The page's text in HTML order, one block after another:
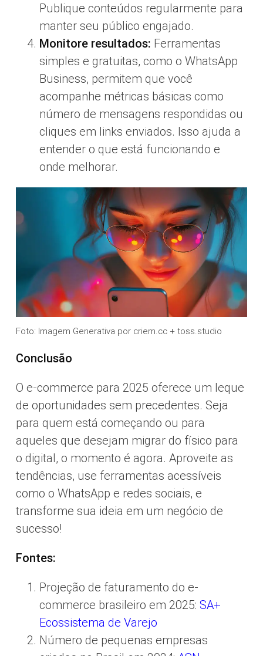
Publique conteúdos regularmente para
manter seu público engajado.
Monitore resultados: Ferramentas
simples e gratuitas, como o WhatsApp
Business, permitem que você
acompanhe métricas básicas como
número de mensagens respondidas ou
cliques em links enviados. Isso ajuda a
entender o que está funcionando e
onde melhorar.
Foto: Imagem Generativa por criem.cc + toss.studio
Conclusão
O e-commerce para 2025 oferece um leque
de oportunidades sem precedentes. Seja
para quem está começando ou para
aqueles que desejam migrar do físico para
o digital, o momento é agora. Aproveite as
tendências, use ferramentas acessíveis
como o WhatsApp e redes sociais, e
transforme sua ideia em um negócio de
sucesso!
Fontes:
Projeção de faturamento do e-
commerce brasileiro em 2025: SA+
Ecossistema de Varejo
Número de pequenas empresas